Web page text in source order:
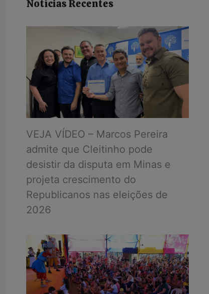
Notícias Recentes
VEJA VÍDEO – Marcos Pereira
admite que Cleitinho pode
desistir da disputa em Minas e
projeta crescimento do
Republicanos nas eleições de
2026